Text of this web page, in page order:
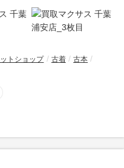
トショップ 古着
古本